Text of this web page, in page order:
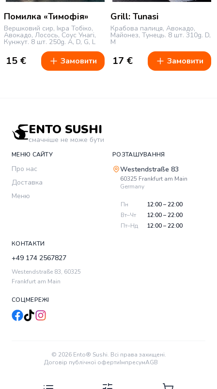
Помилка «Тимофія»
Вершковий сир, Ікра Тобіко,
Авокадо, Лосось, Соус Унагі,
Кунжут. 8 шт. 250g. A, D, G, L
15 € Замовити
Grill: Tunasi
Крабова палиця, Авокадо,
Майонез, Тунець. 8 шт. 310g. D,
M
17 € Замовити
ENTO SUSHI
смачніше не може бути
МЕНЮ САЙТУ
Про нас
Доставка
Меню
РОЗТАШУВАННЯ
Westendstraße 83
60325 Frankfurt am Main
Germany
Пн
12:00 – 22:00
Вт–Чт
12:00 – 22:00
Пт–Нд
12:00 – 22:00
КОНТАКТИ
+49 174 2567827
Westendstraße 83, 60325
Frankfurt am Main
СОЦМЕРЕЖІ
© 2026 Ento® Sushi. Всі права захищені.
Договір публічної офертиІмпресумAGB